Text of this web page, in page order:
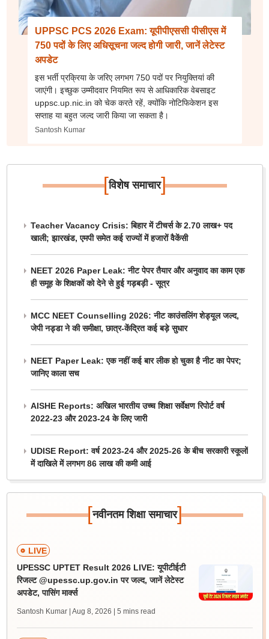
UPPSC PCS 2026 Exam: यूपीपीएससी पीसीएस में
750 पदों के लिए अधिसूचना जल्द होगी जारी, जानें लेटेस्ट
अपडेट
इस भर्ती प्रक्रिया के जरिए लगभग 750 पदों पर नियुक्तियां की
जाएंगी। इच्छुक उम्मीदवार नियमित रूप से आधिकारिक वेबसाइट
uppsc.up.nic.in को चेक करते रहें, क्योंकि नोटिफिकेशन इस
सप्ताह या बहुत जल्द जारी किया जा सकता है।
Santosh Kumar
[विशेष समाचार]
Teacher Vacancy Crisis: बिहार में टीचर्स के 2.70 लाख+ पद
खाली; झारखंड, एमपी समेत कई राज्यों में हजारों वैकेंसी
NEET 2026 Paper Leak: नीट पेपर तैयार और अनुवाद का काम एक
ही समूह के शिक्षकों को देने से हुई गड़बड़ी - सूत्र
MCC NEET Counselling 2026: नीट काउंसलिंग शेड्यूल जल्द,
जेपी नड्डा ने की समीक्षा, छात्र-केंद्रित कई बड़े सुधार
NEET Paper Leak: एक नहीं कई बार लीक हो चुका है नीट का पेपर;
जानिए काला सच
AISHE Reports: अखिल भारतीय उच्च शिक्षा सर्वेक्षण रिपोर्ट वर्ष
2022-23 और 2023-24 के लिए जारी
UDISE Report: वर्ष 2023-24 और 2025-26 के बीच सरकारी स्कूलों
में दाखिले में लगभग 86 लाख की कमी आई
[नवीनतम शिक्षा समाचार]
LIVE
UPESSC UPTET Result 2026 LIVE: यूपीटीईटी
रिजल्ट @upessc.up.gov.in पर जल्द, जानें लेटेस्ट
अपडेट, पासिंग मार्क्स
Santosh Kumar | Aug 8, 2026 | 5 mins read